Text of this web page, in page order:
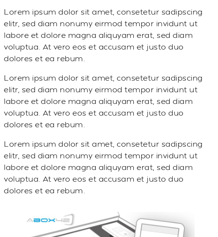
Lorem ipsum dolor sit amet, consetetur sadipscing
elitr, sed diam nonumy eirmod tempor invidunt ut
labore et dolore magna aliquyam erat, sed diam
voluptua. At vero eos et accusam et justo duo
dolores et ea rebum.
Lorem ipsum dolor sit amet, consetetur sadipscing
elitr, sed diam nonumy eirmod tempor invidunt ut
labore et dolore magna aliquyam erat, sed diam
voluptua. At vero eos et accusam et justo duo
dolores et ea rebum.
Lorem ipsum dolor sit amet, consetetur sadipscing
elitr, sed diam nonumy eirmod tempor invidunt ut
labore et dolore magna aliquyam erat, sed diam
voluptua. At vero eos et accusam et justo duo
dolores et ea rebum.